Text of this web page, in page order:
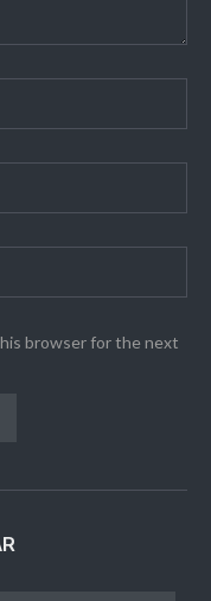
browser for the next